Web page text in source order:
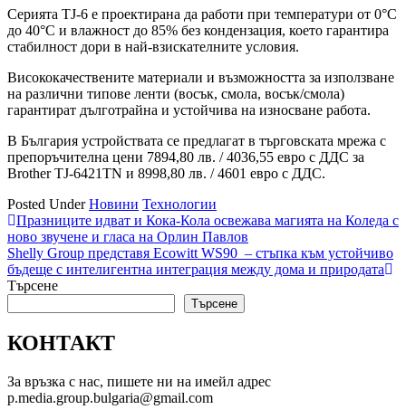
Серията TJ-6 е проектирана да работи при температури от 0°C
до 40°C и влажност до 85% без кондензация, което гарантира
стабилност дори в най-взискателните условия.
Висококачествените материали и възможността за използване
на различни типове ленти (восък, смола, восък/смола)
гарантират дълготрайна и устойчива на износване работа.
В България устройствата се предлагат в търговската мрежа с
препоръчителна цени 7894,80 лв. / 4036,55 евро с ДДС за
Brother TJ-6421TN и 8998,80 лв. / 4601 евро с ДДС.
Posted UnderНовини Технологии
Навигация
Празниците идват и Кока-Кола освежава магията на Коледа с
ново звучене и гласа на Орлин Павлов
Shelly Group представя Ecowitt WS90 – стъпка към устойчиво
бъдеще с интелигентна интеграция между дома и природата
Търсене
Търсене
КОНТАКТ
За връзка с нас, пишете ни на имейл адрес
p.media.group.bulgaria@gmail.com